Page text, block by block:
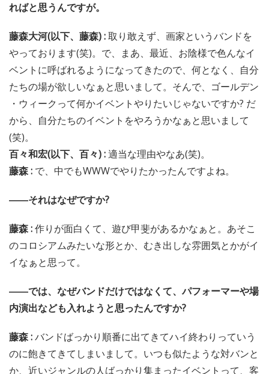
ればと思うんですが。
藤森大河(以下、藤森) :取り敢えず、画家というバンドを
やっております(笑)。で、まあ、最近、お陰様で色んなイ
ベントに呼ばれるようになってきたので、何となく、自分
たちの場が欲しいなぁと思いまして。そんで、ゴールデン
・ウィークって何かイベントやりたいじゃないですか? だ
から、自分たちのイベントをやろうかなぁと思いまして
(笑)。
百々和宏(以下、百々) :適当な理由やなあ(笑)。
藤森 : で、中でもWWWでやりたかったんですよね。
――それはなぜですか?
藤森 :作りが面白くて、遊び甲斐があるかなぁと。あそこ
のコロシアムみたいな形とか、むき出しな雰囲気とかがイ
イなぁと思って。
――では、なぜバンドだけではなくて、パフォーマーや場
内演出なども入れようと思ったんですか?
藤森 :バンドばっかり順番に出てきてハイ終わりっていう
のに飽きてきてしまいまして。いつも似たような対バンと
か、近いジャンルの人ばっかり集まったイベントって、客